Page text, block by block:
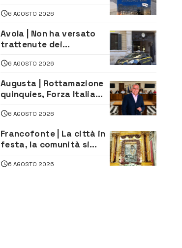
le Stelle: piazza
D’Astorga già sold out
6 AGOSTO 2026
Avola | Non ha versato
trattenute dei
oltre 700 mila euro a
imprenditore della
climatizzazione
6 AGOSTO 2026
Augusta | Rottamazione
quinquies, Forza Italia
«La proposta è nostra»
6 AGOSTO 2026
Francofonte | La città in
festa, la comunità si
della Neve tra fede e
6 AGOSTO 2026